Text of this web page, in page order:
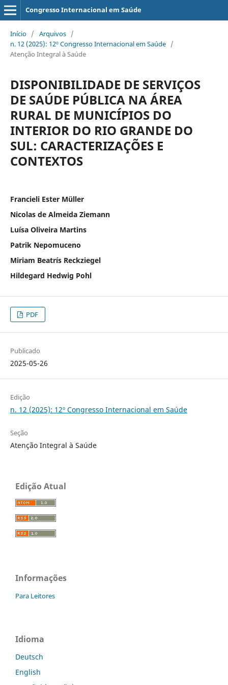
Congresso Internacional em Saúde
Início / Arquivos /
n. 12 (2025): 12º Congresso Internacional em Saúde /
Atenção Integral à Saúde
DISPONIBILIDADE DE SERVIÇOS
DE SAÚDE PÚBLICA NA ÁREA
RURAL DE MUNICÍPIOS DO
INTERIOR DO RIO GRANDE DO
SUL: CARACTERIZAÇÕES E
CONTEXTOS
Francieli Ester Müller
Nicolas de Almeida Ziemann
Luísa Oliveira Martins
Patrik Nepomuceno
Miriam Beatrís Reckziegel
Hildegard Hedwig Pohl
PDF
Publicado
2025-05-26
Edição
n. 12 (2025): 12º Congresso Internacional em Saúde
Seção
Atenção Integral à Saúde
Edição Atual
Informações
Para Leitores
Idioma
Deutsch
English